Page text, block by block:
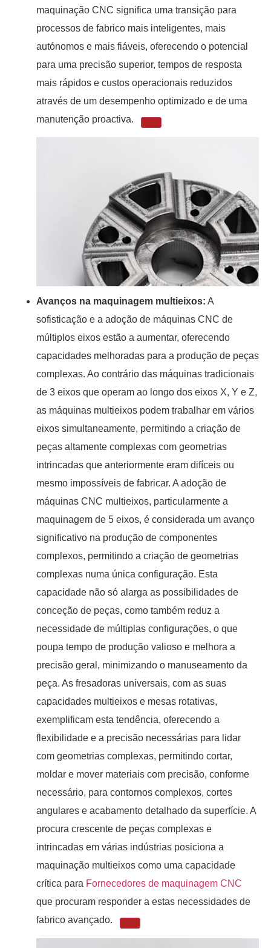
maquinação CNC significa uma transição para
processos de fabrico mais inteligentes, mais
autónomos e mais fiáveis, oferecendo o potencial
para uma precisão superior, tempos de resposta
mais rápidos e custos operacionais reduzidos
através de um desempenho optimizado e de uma
manutenção proactiva.
Avanços na maquinagem multieixos: A
sofisticação e a adoção de máquinas CNC de
múltiplos eixos estão a aumentar, oferecendo
capacidades melhoradas para a produção de peças
complexas. Ao contrário das máquinas tradicionais
de 3 eixos que operam ao longo dos eixos X, Y e Z,
as máquinas multieixos podem trabalhar em vários
eixos simultaneamente, permitindo a criação de
peças altamente complexas com geometrias
intrincadas que anteriormente eram difíceis ou
mesmo impossíveis de fabricar. A adoção de
máquinas CNC multieixos, particularmente a
maquinagem de 5 eixos, é considerada um avanço
significativo na produção de componentes
complexos, permitindo a criação de geometrias
complexas numa única configuração. Esta
capacidade não só alarga as possibilidades de
conceção de peças, como também reduz a
necessidade de múltiplas configurações, o que
poupa tempo de produção valioso e melhora a
precisão geral, minimizando o manuseamento da
peça. As fresadoras universais, com as suas
capacidades multieixos e mesas rotativas,
exemplificam esta tendência, oferecendo a
flexibilidade e a precisão necessárias para lidar
com geometrias complexas, permitindo cortar,
moldar e mover materiais com precisão, conforme
necessário, para contornos complexos, cortes
angulares e acabamento detalhado da superfície. A
procura crescente de peças complexas e
intrincadas em várias indústrias posiciona a
maquinação multieixos como uma capacidade
crítica para Fornecedores de maquinagem CNC
que procuram responder a estas necessidades de
fabrico avançado.